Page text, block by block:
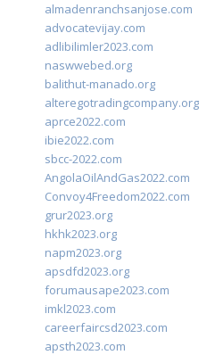
almadenranchsanjose.com
advocatevijay.com
adlibilimler2023.com
naswwebed.org
balithut-manado.org
alteregotradingcompany.org
aprce2022.com
ibie2022.com
sbcc-2022.com
AngolaOilAndGas2022.com
Convoy4Freedom2022.com
grur2023.org
hkhk2023.org
napm2023.org
apsdfd2023.org
forumausape2023.com
imkl2023.com
careerfaircsd2023.com
apsth2023.com